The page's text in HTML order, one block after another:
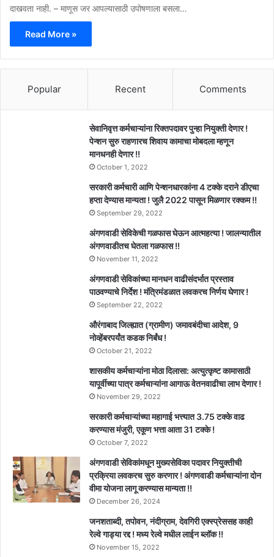
दाखवता नाही. – माणूस जर आपल्यासाठी उपोषणाला बसला…
Read More »
Popular Recent Comments
सेवानिवृत्त कर्मचाऱ्यांना रिक्तपदावर पुन्हा नियुक्ती देणार !
पेन्शन सुरु राहणारच शिवाय कामाचा मोबदला म्हणून
मानधनही देणार !!
October 1, 2022
सरकारी कर्मचारी आणि पेन्शनधारकांना 4 टक्के दराने डीएचा
हप्ता देण्यास मान्यता ! जुलै 2022 पासून मिळणार रक्कम !!
September 29, 2022
अंगणवाडी सेविकेची गळफास घेऊन आत्महत्या ! जालन्यातील
अंगणवाडीतच घेतला गळफास !!
November 11, 2022
अंगणवाडी सेविकांच्या मानधन वाढीसंदर्भात प्रस्ताव
पाठवण्याचे निर्देश ! मंत्रिमंडळात लवकरच निर्णय घेणार !
September 22, 2022
औरंगाबाद जिल्ह्यात (ग्रामीण) जमावबंदीचा आदेश, 9
नोव्हेंबरपर्यंत कडक निर्बंध !
October 21, 2022
शासकीय कर्मचाऱ्यांना मोठा दिलासा: अत्युत्कृष्ट कामासाठी
यापूर्वीच्या पात्र कर्मचाऱ्यांना आगाऊ वेतनवाढीचा लाभ देणार !
November 29, 2022
सरकारी कर्मचाऱ्यांच्या महागाई भत्त्यात 3.75 टक्के वाढ
करण्यास मंजुरी, एकूण भत्ता आता 31 टक्के !
October 7, 2022
अंगणवाडी सेविकांमधून मुख्यसेविका पदावर नियुक्तीची
प्रक्रिया लवकरच सुरु करणार ! अंगणवाडी कर्मचाऱ्यांना दोन
वीमा योजना लागू करण्यास मान्यता !!
December 26, 2024
जनशताब्दी, तपोवन, नंदीग्राम, देवगिरी एक्स्प्रेससह काही
रेल्वे गाड्या रद्द ! मध्य रेल्वे मधील लाईन ब्लॉक !!
November 15, 2022